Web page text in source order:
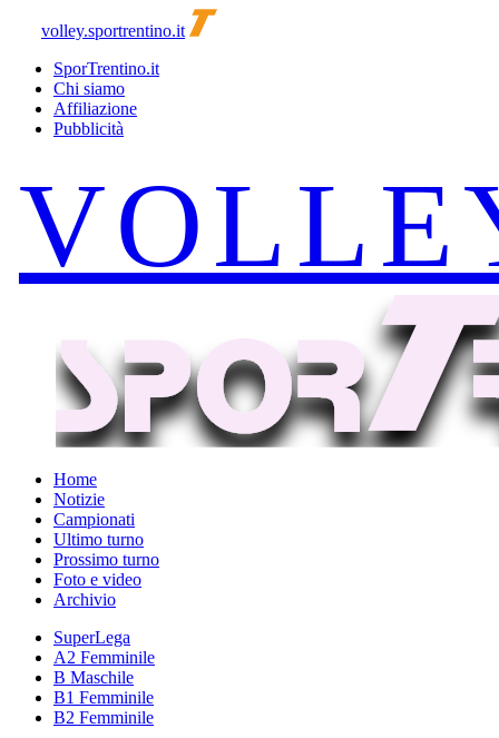
volley.sportrentino.it
SporTrentino.it
Chi siamo
Affiliazione
Pubblicità
Home
Notizie
Campionati
Ultimo turno
Prossimo turno
Foto e video
Archivio
SuperLega
A2 Femminile
B Maschile
B1 Femminile
B2 Femminile